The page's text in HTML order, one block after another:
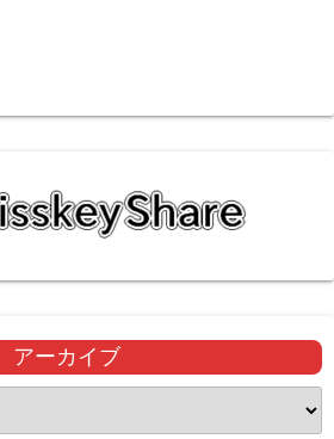
アーカイブ